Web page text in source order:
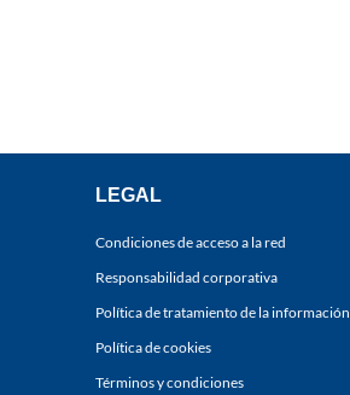
LEGAL
Condiciones de acceso a la red
Responsabilidad corporativa
Política de tratamiento de la información
Política de cookies
Términos y condiciones